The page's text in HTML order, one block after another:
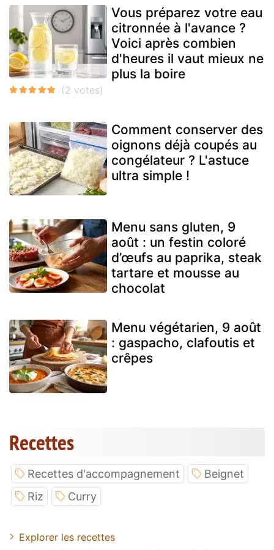
Vous préparez votre eau
citronnée à l'avance ?
Voici après combien
d'heures il vaut mieux ne
plus la boire
Comment conserver des
oignons déjà coupés au
congélateur ? L'astuce
ultra simple !
Menu sans gluten, 9
août : un festin coloré
d’œufs au paprika, steak
tartare et mousse au
chocolat
Menu végétarien, 9 août
: gaspacho, clafoutis et
crêpes
Recettes
Recettes d'accompagnement
Beignet
Riz
Curry
Explorer les recettes